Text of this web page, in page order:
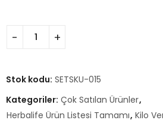
Stok kodu: SETSKU-015
Kategoriler: Çok Satılan Ürünler,
Herbalife Ürün Listesi Tamamı, Kilo